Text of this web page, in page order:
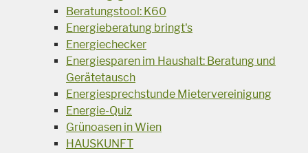
Beratungstool: K60
Energieberatung bringt's
Energiechecker
Energiesparen im Haushalt: Beratung und
Gerätetausch
Energiesprechstunde Mietervereinigung
Energie-Quiz
Grünoasen in Wien
HAUSKUNFT